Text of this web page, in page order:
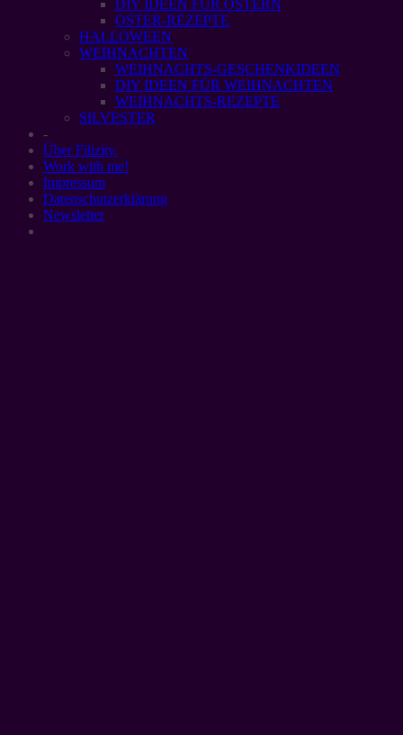
DIY IDEEN FÜR OSTERN
OSTER-REZEPTE
HALLOWEEN
WEIHNACHTEN
WEIHNACHTS-GESCHENKIDEEN
DIY IDEEN FÜR WEIHNACHTEN
WEIHNACHTS-REZEPTE
SILVESTER
-
Über Filizity.
Work with me!
Impressum
Datenschutzerklärung
Newsletter